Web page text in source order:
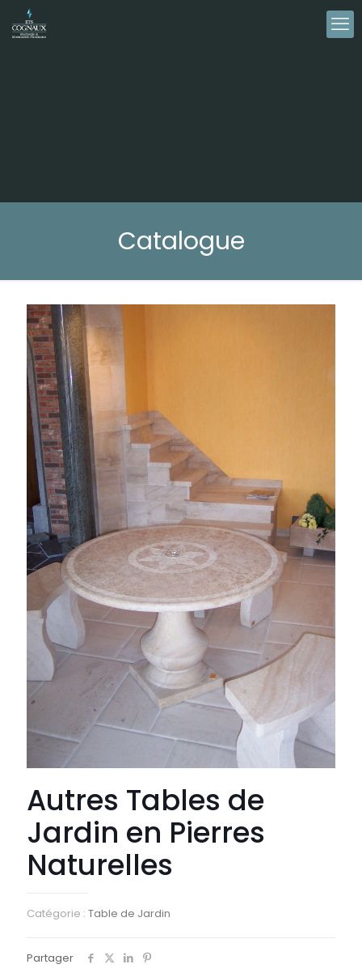
Catalogue
Autres Tables de
Jardin en Pierres
Naturelles
Catégorie : Table de Jardin
Partager